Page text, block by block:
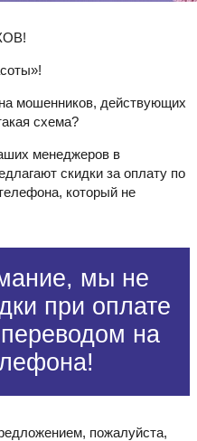
мошенников, действующих
схема?
менеджеров в
скидки за оплату по
который не
мы не
при оплате
на
пожалуйста,